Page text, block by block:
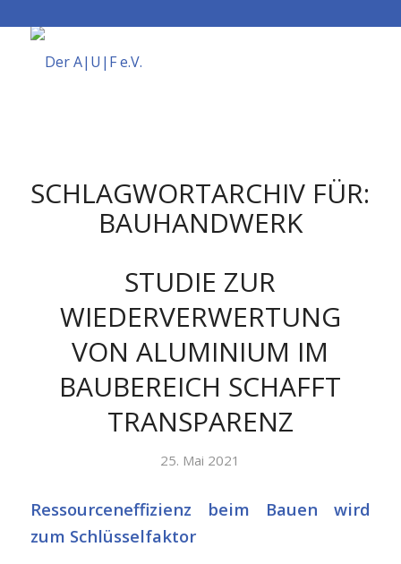
SCHLAGWORTARCHIV FÜR:
BAUHANDWERK
STUDIE ZUR
WIEDERVERWERTUNG
VON ALUMINIUM IM
BAUBEREICH SCHAFFT
TRANSPARENZ
25. Mai 2021
Ressourceneffizienz beim Bauen wird
zum Schlüsselfaktor